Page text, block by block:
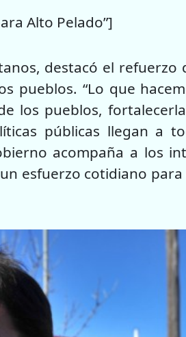
Alto Pelado”]
destacó el refuerzo
pueblos. “Lo que
los pueblos,
públicas llegan a
acompaña a los
esfuerzo cotidiano para